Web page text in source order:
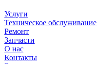
Услуги
Техническое обслуживание
Ремонт
Запчасти
О нас
Контакты